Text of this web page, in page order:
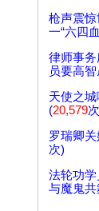
枪声震惊
一“六四
律师事务
员要高
天使之
(20,579
罗瑞卿
次)
法轮功
与魔鬼共